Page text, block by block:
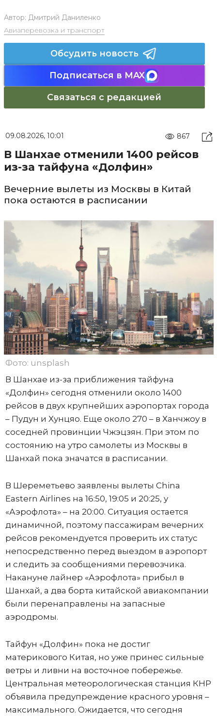
Автор: Дмитрий Даниленко
Авиаперевозка и транспорт
Обсудить новость
Подписаться в MAX
Связаться с редакцией
09.08.2026, 10:01 867
В Шанхае отменили 1400 рейсов
из-за тайфуна «Долфин»
Вечерние вылеты из Москвы в Китай
пока остаются в расписании
Фото: unsplash
В Шанхае из-за приближения тайфуна
«Долфин» сегодня отменили около 1400
рейсов в двух крупнейших аэропортах города
– Пудун и Хунцяо. Еще около 270 – в Ханчжоу в
соседней провинции Чжэцзян. При этом по
состоянию на утро самолеты из Москвы в
Шанхай пока значатся в расписании.
В Шереметьево заявлены вылеты China
Eastern Airlines на 16:50, 19:05 и 20:25, у
«Аэрофлота» – на 20:00. Ситуация остается
динамичной, поэтому пассажирам вечерних
рейсов рекомендуется проверить их статус
непосредственно перед выездом в аэропорт
и следить за сообщениями перевозчика.
Накануне лайнер «Аэрофлота» прибыл в
Шанхай, а два борта китайской авиакомпании
были перенаправлены на запасные
аэродромы.
Тайфун «Долфин» пока не достиг
материкового Китая, но уже принес сильные
ветры и ливни на восточное побережье.
Центральная метеорологическая станция КНР
объявила предупреждение красного уровня –
максимального. Ожидается, что сегодня